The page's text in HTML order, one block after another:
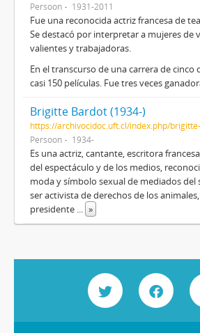
Persoon
1931-2011
Fue una reconocida actriz francesa de
Se destacó por interpretar a mujeres de
valientes y trabajadoras.
En el transcurso de una carrera de cinco
casi 150 películas. Fue tres veces
Brigitte Bardot (1934-)
https://archivocidoc.uft.cl/index.php/
Persoon
1934-
Es una actriz, cantante, escritora
del espectáculo y de los medios,
moda y símbolo sexual de mediados del
ser activista de derechos de los
presidente ... »